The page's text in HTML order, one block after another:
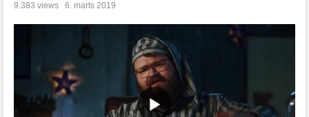
9.383 views 6. marts 2019